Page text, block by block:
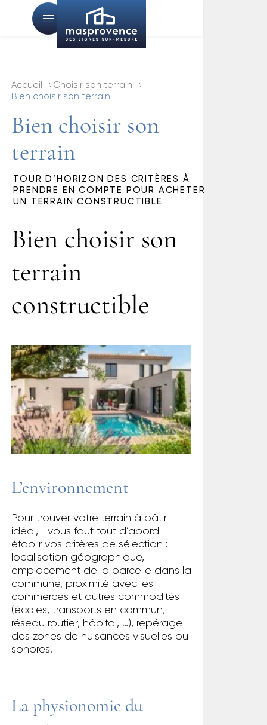
Accueil
Choisir son terrain
Bien choisir son terrain
Bien choisir son
terrain
TOUR D’HORIZON DES CRITÈRES À
PRENDRE EN COMPTE POUR ACHETER
UN TERRAIN CONSTRUCTIBLE
Bien choisir son
terrain
constructible
L’environnement
Pour trouver votre terrain à bâtir
idéal, il vous faut tout d’abord
établir vos critères de sélection :
localisation géographique,
emplacement de la parcelle dans la
commune, proximité avec les
commerces et autres commodités
(écoles, transports en commun,
réseau routier, hôpital, …), repérage
des zones de nuisances visuelles ou
sonores.
La physionomie du